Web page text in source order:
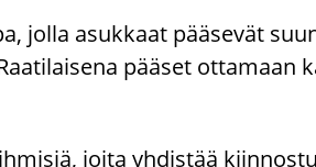
jolla asuk­kaat pää­se­vät
pää­set
joita yh­dis­tää